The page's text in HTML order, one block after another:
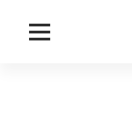
مركز صيانة فريش